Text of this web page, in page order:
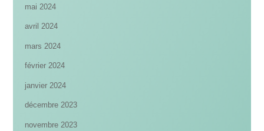
mai 2024
avril 2024
mars 2024
février 2024
janvier 2024
décembre 2023
novembre 2023